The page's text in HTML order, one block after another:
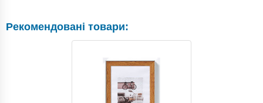
Рекомендовані товари: